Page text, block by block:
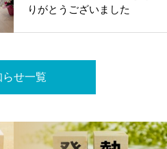
りがとうございました
らせ一覧